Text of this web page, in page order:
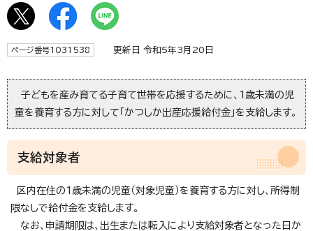
ページ番号1031538 更新日 令和5年3月20日
子どもを産み育てる子育て世帯を応援するために、1歳未満の児
童を養育する方に対して「かつしか出産応援給付金」を支給します。
支給対象者
区内在住の1歳未満の児童（対象児童）を養育する方に対し、所得制
限なしで給付金を支給します。
なお、申請期限は、出生または転入により支給対象者となった日か